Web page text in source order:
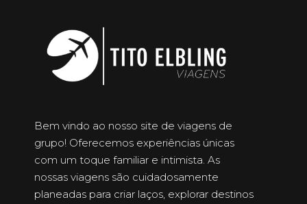
Bem vindo ao nosso site de viagens de
grupo! Oferecemos experiências únicas
com um toque familiar e intimista. As
nossas viagens são cuidadosamente
planeadas para criar laços, explorar destinos